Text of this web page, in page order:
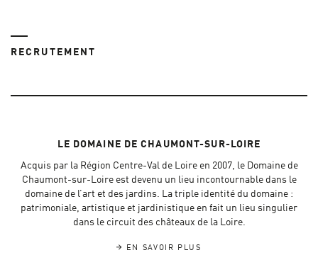
RECRUTEMENT
LE DOMAINE DE CHAUMONT-SUR-LOIRE
Acquis par la Région Centre-Val de Loire en 2007, le Domaine de
Chaumont-sur-Loire est devenu un lieu incontournable dans le
domaine de l’art et des jardins. La triple identité du domaine :
patrimoniale, artistique et jardinistique en fait un lieu singulier
dans le circuit des châteaux de la Loire.
EN SAVOIR PLUS